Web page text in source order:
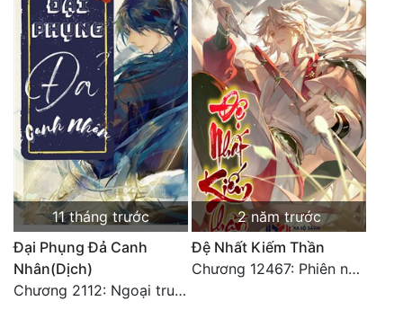
11 tháng trước
Đại Phụng Đả Canh
Nhân(Dịch)
Chương 2112: Ngoại truyện 3 - Tiệc mừng công
2 năm trước
Đệ Nhất Kiếm Thần
Chương 12467: Phiên ngoại 20: Sinh nhật vui vẻ - Hoàn